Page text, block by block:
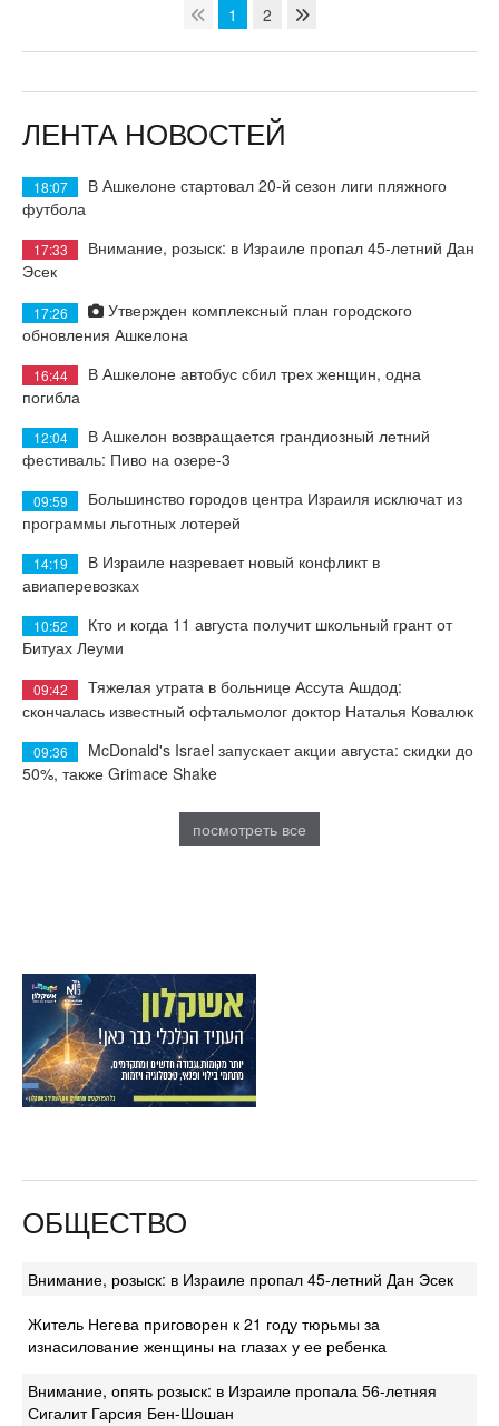
1 2
ЛЕНТА НОВОСТЕЙ
18:07
В Ашкелоне стартовал 20-й сезон лиги пляжного
футбола
17:33
Внимание, розыск: в Израиле пропал 45-летний Дан
Эсек
17:26
Утвержден комплексный план городского
обновления Ашкелона
16:44
В Ашкелоне автобус сбил трех женщин, одна
погибла
12:04
В Ашкелон возвращается грандиозный летний
фестиваль: Пиво на озере-3
09:59
Большинство городов центра Израиля исключат из
программы льготных лотерей
14:19
В Израиле назревает новый конфликт в
авиаперевозках
10:52
Кто и когда 11 августа получит школьный грант от
Битуах Леуми
09:42
Тяжелая утрата в больнице Ассута Ашдод:
скончалась известный офтальмолог доктор Наталья Ковалюк
09:36
McDonald's Israel запускает акции августа: скидки до
50%, также Grimace Shake
посмотреть все
ОБЩЕСТВО
Внимание, розыск: в Израиле пропал 45-летний Дан Эсек
Житель Негева приговорен к 21 году тюрьмы за
изнасилование женщины на глазах у ее ребенка
Внимание, опять розыск: в Израиле пропала 56-летняя
Сигалит Гарсия Бен-Шошан